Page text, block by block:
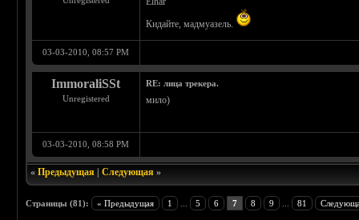
Кидайте, мадмуазель.
03-03-2010, 08:57 PM
ImmoraliSSt
Unregistered
RE: лица трекера.
мило)
03-03-2010, 08:58 PM
«Предыдущая |Следующая »
Страницы (81): « Предыдущая 1 5 6 7 8 9 81